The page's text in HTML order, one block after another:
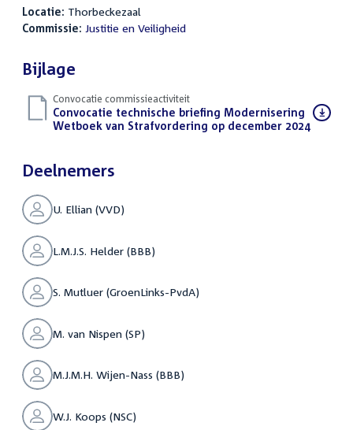
Locatie: Thorbeckezaal
Commissie: Justitie en Veiligheid
Bijlage
Convocatie commissieactiviteit
Download
bestand:
Convocatie technische briefing Modernisering
Wetboek van Strafvordering op december 2024(PDF)
Deelnemers
U. Ellian (VVD)
L.M.J.S. Helder (BBB)
S. Mutluer (GroenLinks-PvdA)
M. van Nispen (SP)
M.J.M.H. Wijen-Nass (BBB)
W.J. Koops (NSC)